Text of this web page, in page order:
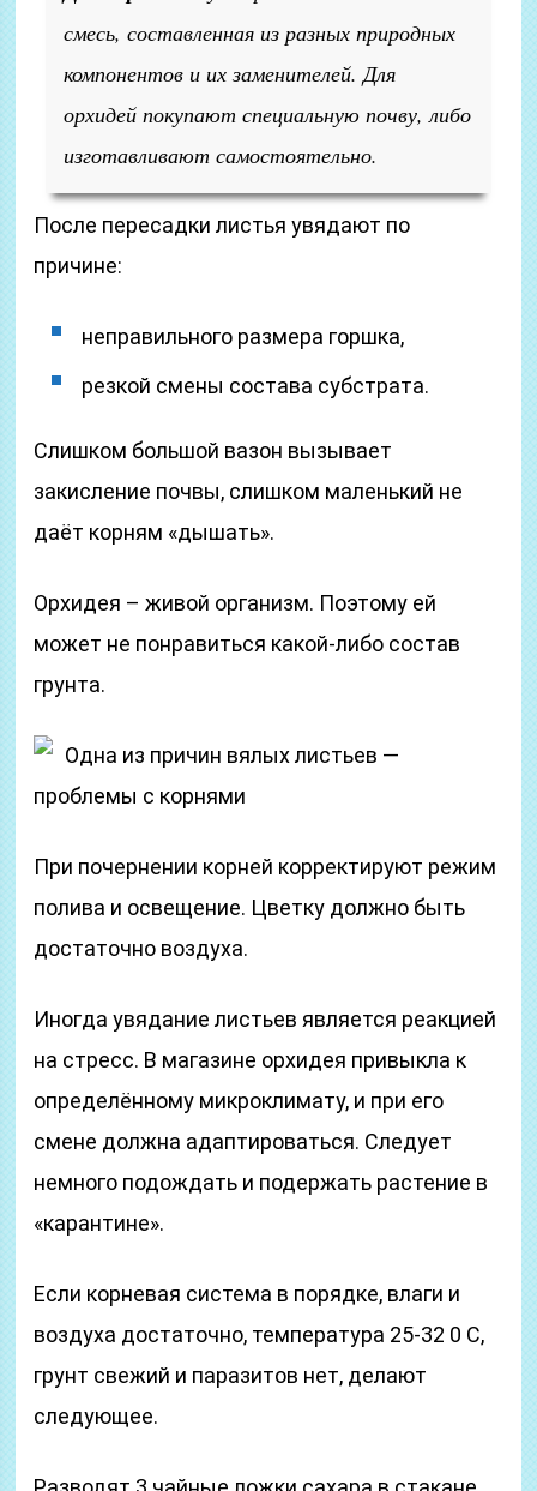
смесь, составленная из разных природных
компонентов и их заменителей. Для
орхидей покупают специальную почву, либо
изготавливают самостоятельно.
После пересадки листья увядают по
причине:
неправильного размера горшка,
резкой смены состава субстрата.
Слишком большой вазон вызывает
закисление почвы, слишком маленький не
даёт корням «дышать».
Орхидея – живой организм. Поэтому ей
может не понравиться какой-либо состав
грунта.
Одна из причин вялых листьев —
проблемы с корнями
При почернении корней корректируют режим
полива и освещение. Цветку должно быть
достаточно воздуха.
Иногда увядание листьев является реакцией
на стресс. В магазине орхидея привыкла к
определённому микроклимату, и при его
смене должна адаптироваться. Следует
немного подождать и подержать растение в
«карантине».
Если корневая система в порядке, влаги и
воздуха достаточно, температура 25-32 0 С,
грунт свежий и паразитов нет, делают
следующее.